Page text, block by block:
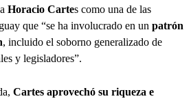
Horacio Cartes como una de las
que “se ha involucrado en un patrón
, incluido el soborno generalizado de
y legisladores”.
Cartes aprovechó su riqueza e